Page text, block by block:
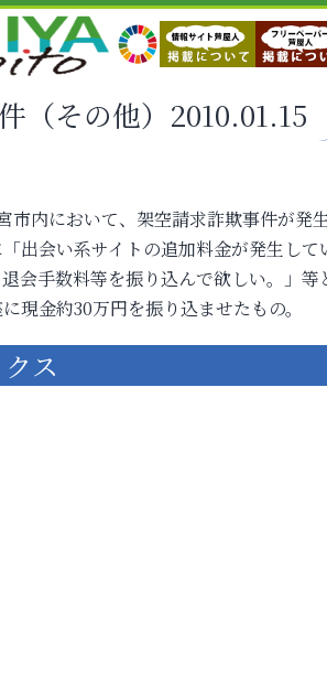
（その他）2010.01.15
市内において、架空請求詐欺事件が発
出会い系サイトの追加料金が発生して
会手数料等を振り込んで欲しい。」等
現金約30万円を振り込ませたもの。
ス